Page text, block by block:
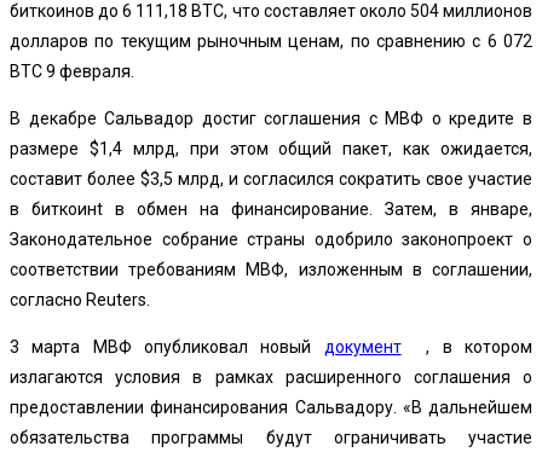
биткоинов до 6 111,18 BTC, что составляет около 504 миллионов
долларов по текущим рыночным ценам, по сравнению с 6 072
BTC 9 февраля.
В декабре Сальвадор достиг соглашения с МВФ о кредите в
размере $1,4 млрд, при этом общий пакет, как ожидается,
составит более $3,5 млрд, и согласился сократить свое участие
в биткоинt в обмен на финансирование. Затем, в январе,
Законодательное собрание страны одобрило законопроект о
соответствии требованиям МВФ, изложенным в соглашении,
согласно Reuters.
3 марта МВФ опубликовал новый документ, в котором
излагаются условия в рамках расширенного соглашения о
предоставлении финансирования Сальвадору. «В дальнейшем
обязательства программы будут ограничивать участие